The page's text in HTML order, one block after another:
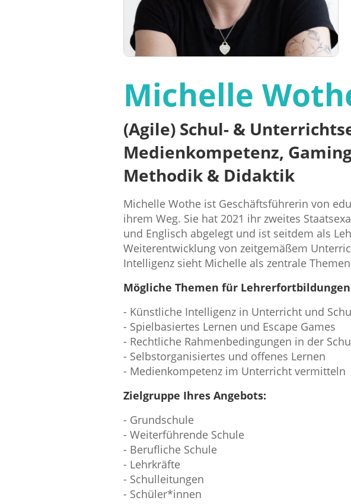
Michelle
(Agile) Schul- &
Medienkompetenz,
Methodik & Didaktik
Michelle Wothe ist Geschäftsführerin von
ihrem Weg. Sie hat 2021 ihr zweites
und Englisch abgelegt und ist seitdem als
Weiterentwicklung von zeitgemäßem
Intelligenz sieht Michelle als zentrale
Mögliche Themen für
- Künstliche Intelligenz in Unterricht und
- Spielbasiertes Lernen und Escape Games
- Rechtliche Rahmenbedingungen in der
- Selbstorganisiertes und offenes Lernen
- Medienkompetenz im Unterricht vermitteln
Zielgruppe Ihres Angebots:
- Grundschule
- Weiterführende Schule
- Berufliche Schule
- Lehrkräfte
- Schulleitungen
- Schüler*innen